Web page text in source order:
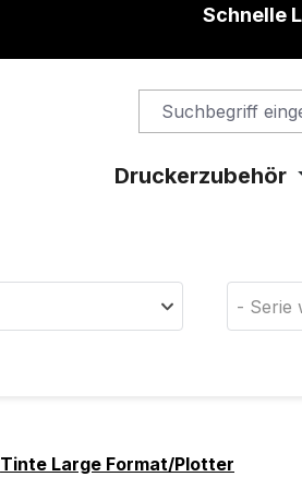
Schnelle
Druckerzubehör
- Serie
Tinte Large Format/Plotter